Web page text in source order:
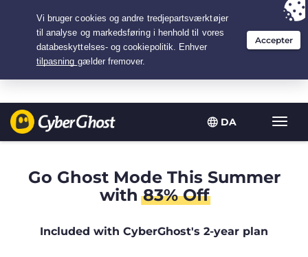
DA
Slå
Your choice:The Best Dealfor 2.1666666666667-years at $
/month
Go Ghost Mode This Summer
with83% Off
Included with CyberGhost's 2-year plan